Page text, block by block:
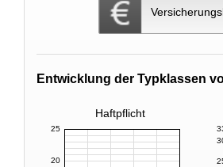
Entwicklung der Typklassen
Haftpflicht
20
25